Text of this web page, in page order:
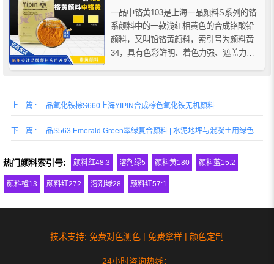
一品中铬黄103是上海一品颜料S系列的铬
系颜料中的一款浅红相黄色的合成铬酸铅
颜料，又叫铅铬黄颜料，索引号为颜料黄
34，具有色彩鲜明、着色力强、遮盖力
上一篇 : 一品氧化铁棕S660上海YIPIN合成棕色氧化铁无机颜料
下一篇 : 一品S563 Emerald Green翠绿复合颜料 | 水泥地坪与混凝土用绿色建筑颜料
热门颜料索引号: 颜料红48:3 溶剂绿5 颜料黄180 颜料蓝15:2
颜料橙13 颜料红272 溶剂绿28 颜料红57:1
技术支持: 免费对色测色 | 免费拿样 | 颜色定制
24小时咨询热线：